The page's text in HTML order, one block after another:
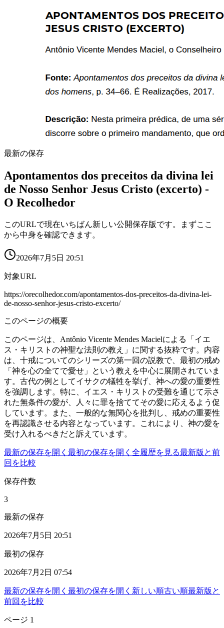
最新の保存
Apontamentos dos preceitos da divina lei
de Nosso Senhor Jesus Cristo (excerto) -
O Recolhedor
このURLで現在いちばん新しい公開保存版です。まずここ
から中身を確認できます。
2026年7月5日 20:51
対象URL
https://orecolhedor.com/apontamentos-dos-preceitos-da-divina-lei-
de-nosso-senhor-jesus-cristo-excerto/
このページの概要
このページは、Antônio Vicente Mendes Macielによる「イエ
ス・キリストの神聖な法則の教え」に関する抜粋です。内容
は、十戒についてのシリーズの第一回の説教で、最初の戒め
「神を心の全てで愛せ」という教えを中心に展開されていま
す。古代の例としてイサクの犠牲を挙げ、神への愛の重要性
を強調します。特に、イエス・キリストの受難を通じて示さ
れた無条件の愛が、人々に罪を捨ててその愛に応えるよう促
しています。また、一般的な無関心を批判し、戒めの重要性
を再認識させる内容となっています。これにより、神の愛を
受け入れるべきだと訴えています。
最新の保存を開く 最初の保存を開く 全履歴を見る最新版と前
回を比較
保存件数
3
最新の保存
2026年7月5日 20:51
最初の保存
2026年7月2日 07:54
最新の保存を開く 最初の保存を開く 新しい順古い順最新版と
前回を比較
ページ 1